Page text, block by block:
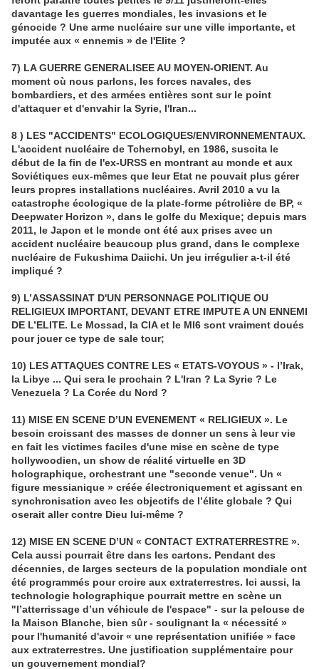
davantage les guerres mondiales, les invasions et le
génocide ? Une arme nucléaire sur une ville importante, et
imputée aux « ennemis » de l'Elite ?
7) LA GUERRE GENERALISEE AU MOYEN-ORIENT. Au
moment où nous parlons, les forces navales, des
bombardiers, et des armées entières sont sur le point
d'attaquer et d'envahir la Syrie, l'Iran...
8 ) LES "ACCIDENTS" ECOLOGIQUES/ENVIRONNEMENTAUX.
L'accident nucléaire de Tchernobyl, en 1986, suscita le
début de la fin de l'ex-URSS en montrant au monde et aux
Soviétiques eux-mêmes que leur Etat ne pouvait plus gérer
leurs propres installations nucléaires. Avril 2010 a vu la
catastrophe écologique de la plate-forme pétrolière de BP, «
Deepwater Horizon », dans le golfe du Mexique; depuis mars
2011, le Japon et le monde ont été aux prises avec un
accident nucléaire beaucoup plus grand, dans le complexe
nucléaire de Fukushima Daiichi. Un jeu irrégulier a-t-il été
impliqué ?
9) L’ASSASSINAT D'UN PERSONNAGE POLITIQUE OU
RELIGIEUX IMPORTANT, DEVANT ETRE IMPUTE A UN ENNEMI
DE L’ELITE. Le Mossad, la CIA et le MI6 sont vraiment doués
pour jouer ce type de sale tour;
10) LES ATTAQUES CONTRE LES « ETATS-VOYOUS » - l’Irak,
la Libye ... Qui sera le prochain ? L'Iran ? La Syrie ? Le
Venezuela ? La Corée du Nord ?
11) MISE EN SCENE D’UN EVENEMENT « RELIGIEUX ». Le
besoin croissant des masses de donner un sens à leur vie
en fait les victimes faciles d'une mise en scène de type
hollywoodien, un show de réalité virtuelle en 3D
holographique, orchestrant une "seconde venue". Un «
figure messianique » créée électroniquement et agissant en
synchronisation avec les objectifs de l’élite globale ? Qui
oserait aller contre Dieu lui-même ?
12) MISE EN SCENE D’UN « CONTACT EXTRATERRESTRE ».
Cela aussi pourrait être dans les cartons. Pendant des
décennies, de larges secteurs de la population mondiale ont
été programmés pour croire aux extraterrestres. Ici aussi, la
technologie holographique pourrait mettre en scène un
"l’atterrissage d’un véhicule de l'espace" - sur la pelouse de
la Maison Blanche, bien sûr - soulignant la « nécessité »
pour l'humanité d'avoir « une représentation unifiée » face
aux extraterrestres. Une justification supplémentaire pour
un gouvernement mondial?